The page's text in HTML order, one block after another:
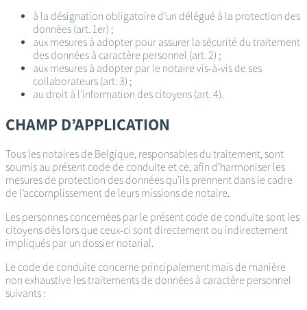
à la désignation obligatoire d’un délégué à la protection des
données (art. 1er) ;
aux mesures à adopter pour assurer la sécurité du traitement
des données à caractère personnel (art. 2) ;
aux mesures à adopter par le notaire vis-à-vis de ses
collaborateurs (art. 3) ;
au droit à l’information des citoyens (art. 4).
CHAMP D’APPLICATION
Tous les notaires de Belgique, responsables du traitement, sont
soumis au présent code de conduite et ce, afin d’harmoniser les
mesures de protection des données qu’ils prennent dans le cadre
de l’accomplissement de leurs missions de notaire.
Les personnes concernées par le présent code de conduite sont les
citoyens dès lors que ceux-ci sont directement ou indirectement
impliqués par un dossier notarial.
Le code de conduite concerne principalement mais de manière
non exhaustive les traitements de données à caractère personnel
suivants :